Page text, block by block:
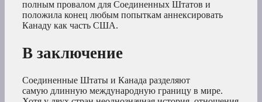
полным провалом для Соединенных Штатов и
положила конец любым попыткам аннексировать
Канаду как часть США.
В заключение
Соединенные Штаты и Канада разделяют
самую длинную международную границу в мире.